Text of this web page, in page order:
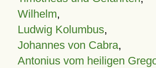
Wilhelm,
Ludwig Kolumbus,
Johannes von Cabra,
Antonius vom heiligen